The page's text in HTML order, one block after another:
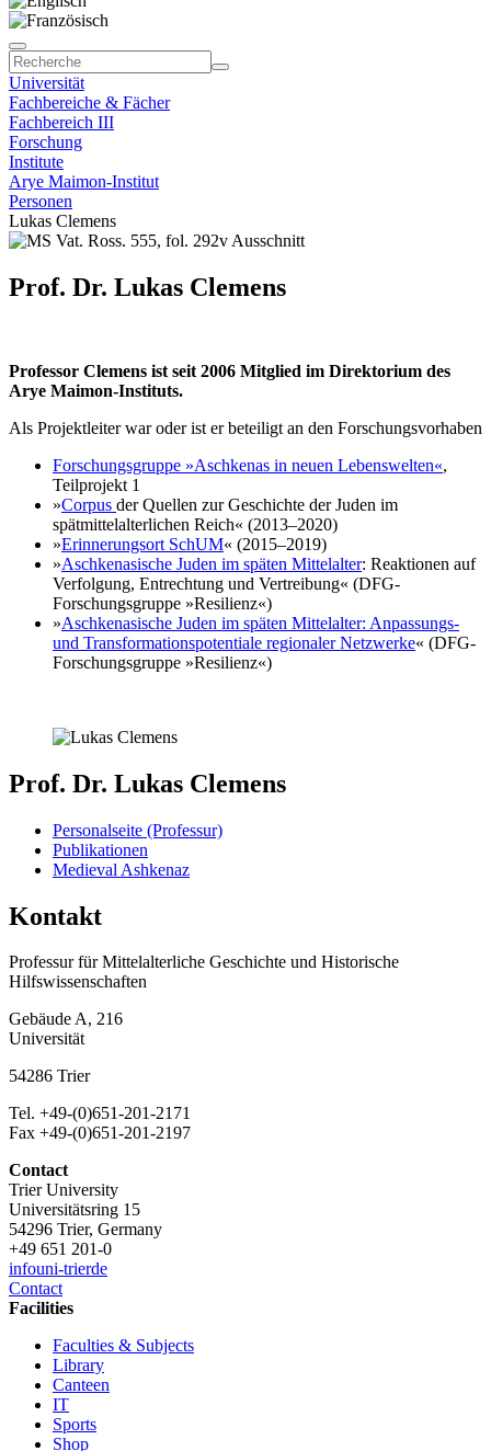
Universität
Fachbereiche & Fächer
Fachbereich III
Forschung
Institute
Arye Maimon-Institut
Personen
Lukas Clemens
Prof. Dr. Lukas Clemens
Professor Clemens ist seit 2006 Mitglied im Direktorium des
Arye Maimon-Instituts.
Als Projektleiter war oder ist er beteiligt an den Forschungsvorhaben
Forschungsgruppe »Aschkenas in neuen Lebenswelten«,
Teilprojekt 1
»Corpus der Quellen zur Geschichte der Juden im
spätmittelalterlichen Reich« (2013–2020)
»Erinnerungsort SchUM« (2015–2019)
»Aschkenasische Juden im späten Mittelalter: Reaktionen auf
Verfolgung, Entrechtung und Vertreibung« (DFG-
Forschungsgruppe »Resilienz«)
»Aschkenasische Juden im späten Mittelalter: Anpassungs-
und Transformationspotentiale regionaler Netzwerke« (DFG-
Forschungsgruppe »Resilienz«)
Prof. Dr. Lukas Clemens
Personalseite (Professur)
Publikationen
Medieval Ashkenaz
Kontakt
Professur für Mittelalterliche Geschichte und Historische
Hilfswissenschaften
Gebäude A, 216
Universität
54286 Trier
Tel. +49-(0)651-201-2171
Fax +49-(0)651-201-2197
Contact
Trier University
Universitätsring 15
54296 Trier, Germany
+49 651 201-0
infouni-trierde
Contact
Facilities
Faculties & Subjects
Library
Canteen
IT
Sports
Shop